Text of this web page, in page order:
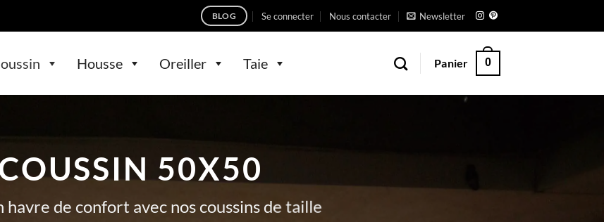
BLOG Se connecter Nous contacter Newsletter
Housse Oreiller Taie Panier 0
50X50
havre de confort avec nos coussins de taille